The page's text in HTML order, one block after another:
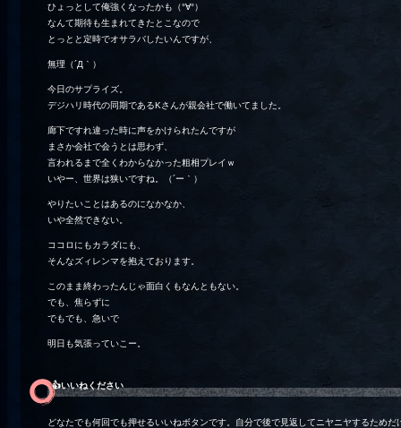
ひょっとして俺強くなったかも（°∀°）
なんて期待も生まれてきたとこなので
とっとと定時でオサラバしたいんですが、
無理（´Д｀）
今日のサプライズ。
デジハリ時代の同期であるKさんが親会社で働いてました。
廊下ですれ違った時に声をかけられたんですが
まさか会社で会うとは思わず、
言われるまで全くわからなかった粗相プレイｗ
いやー、世界は狭いですね。（´ー｀）
やりたいことはあるのになかなか、
いや全然できない。
ココロにもカラダにも、
そんなズィレンマを抱えております。
このまま終わったんじゃ面白くもなんともない。
でも、焦らずに
でもでも、急いで
明日も気張っていこー。
👍️いいねください
どなたでも何回でも押せるいいねボタンです。自分で後で見返してニヤニヤするため